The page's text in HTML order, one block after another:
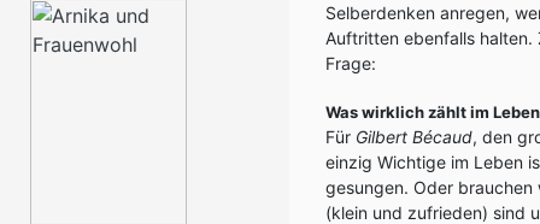
Selberdenken anregen,
Auftritten ebenfalls halten.
Frage:
Was wirklich zählt im Leben
Für Gilbert Bécaud, den
einzig Wichtige im Leben
gesungen. Oder brauchen
(klein und zufrieden) sind